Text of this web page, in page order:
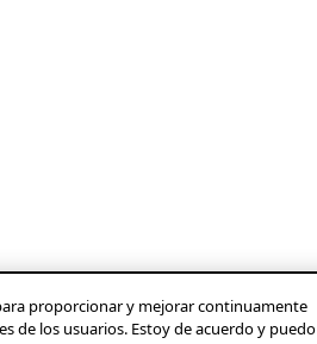
Condusef
proporcionar y mejorar continuamente
de los usuarios. Estoy de acuerdo y puedo